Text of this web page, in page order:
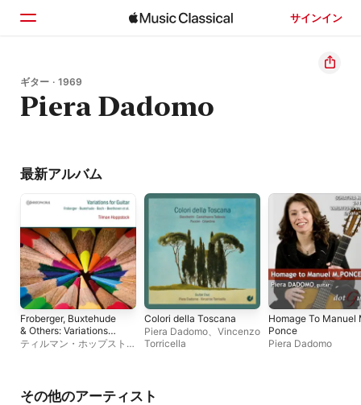
サインイン
ホーム
見つける
ギター · 1969
Piera Dadomo
最新アルバム
Froberger, Buxtehude
& Others: Variations
for Guitar
ティルマン・ホップストッ
Colori della Toscana
Piera Dadomo、 Vincenzo
Torricella
Homage To Manuel
Ponce
Piera Dadomo
その他のアーティスト